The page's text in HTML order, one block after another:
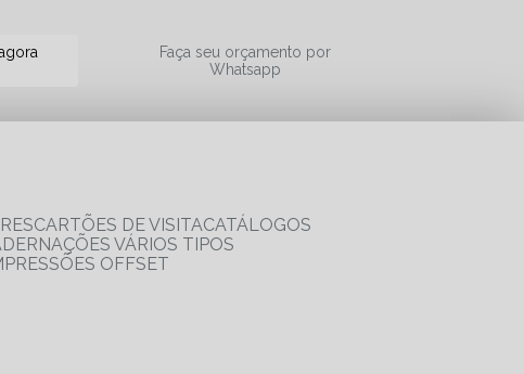
Faça seu orçamento por
Whatsapp
CARTÕES DE VISITA
CATÁLOGOS
VÁRIOS TIPOS
OFFSET